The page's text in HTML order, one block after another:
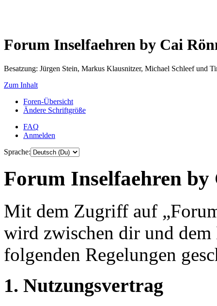
Forum Inselfaehren by Cai
Besatzung: Jürgen Stein, Markus Klausnitzer, Michael Schleef und
Zum Inhalt
Foren-Übersicht
Ändere Schriftgröße
FAQ
Anmelden
Sprache:
Forum Inselfaehren
Mit dem Zugriff auf
wird zwischen dir und
folgenden Regelungen
1. Nutzungsvertrag